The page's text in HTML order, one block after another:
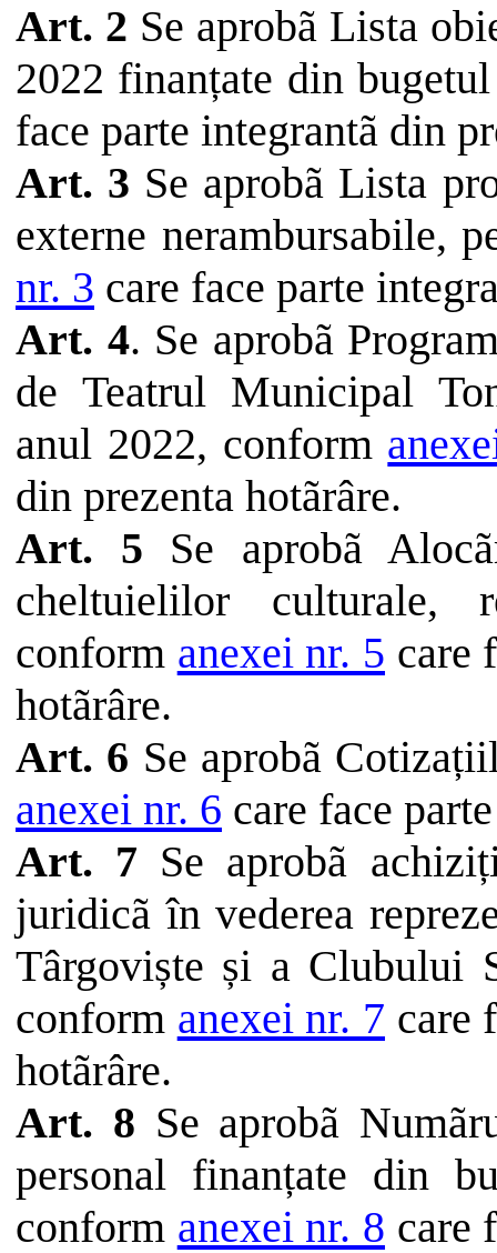
Art. 2 Se aprobã Lista
2022 finanțate dinbugetul
face parte integrantã din
Art. 3 Se aprobã Lista
externe nerambursabile,
nr. 3 care face parte
Art. 4. Se aprobã
de TeatrulMunicipal
anul 2022, conform
din prezenta hotãrâre.
Art. 5 Se aprobã
cheltuielilor culturale,
conform anexei nr. 5 care
hotãrâre.
Art. 6 Se aprobã
anexei nr. 6 care face parte
Art. 7 Se aprobã
juridicã în vederea
Târgoviște și a Clubului
conform anexei nr. 7 care
hotãrâre.
Art. 8 Se aprobã
personal finanțate din
conform anexei nr. 8 care